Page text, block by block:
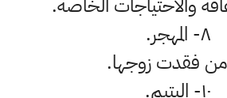
٨- المهجر.
١٠- اليتيم.